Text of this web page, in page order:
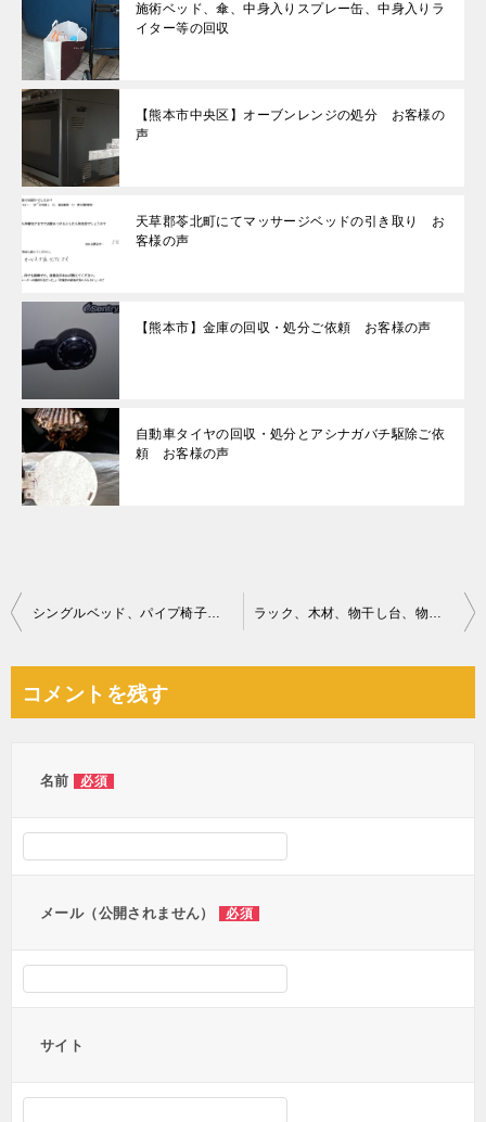
施術ベッド、傘、中身入りスプレー缶、中身入りラ
イター等の回収
【熊本市中央区】オーブンレンジの処分 お客様の
声
天草郡苓北町にてマッサージベッドの引き取り お
客様の声
【熊本市】金庫の回収・処分ご依頼 お客様の声
自動車タイヤの回収・処分とアシナガバチ駆除ご依
頼 お客様の声
投
ビ
ョ
シングルベッド、パイプ椅子、キーボードの回収・処分ご依頼 ラック、木材、物干し台、物干し竿、バケツ等の回収・処分ご依頼
コメントを残す
名前 必須
メール（公開されません） 必須
サイト